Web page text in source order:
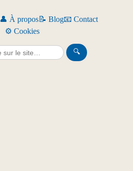
👤 À propos📝 Blog📧 Contact
⚙️ Cookies
🔍